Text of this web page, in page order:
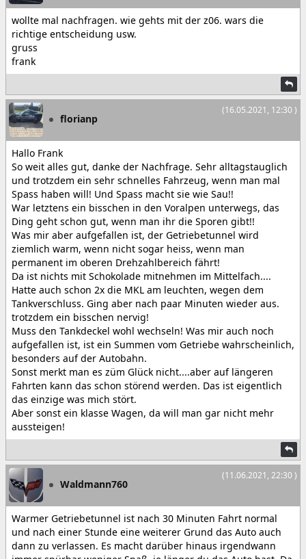
wollte mal nachfragen. wie gehts mit der z06. wars die
richtige entscheidung usw.
gruss
frank
(16.05.2021, 12:30 )
florianp
Hallo Frank
So weit alles gut, danke der Nachfrage. Sehr alltagstauglich
und trotzdem ein sehr schnelles Fahrzeug, wenn man mal
Spass haben will! Und Spass macht sie wie Sau!!
War letztens ein bisschen in den Voralpen unterwegs, das
Ding geht schon gut, wenn man ihr die Sporen gibt!!
Was mir aber aufgefallen ist, der Getriebetunnel wird
ziemlich warm, wenn nicht sogar heiss, wenn man
permanent im oberen Drehzahlbereich fährt!
Da ist nichts mit Schokolade mitnehmen im Mittelfach....
Hatte auch schon 2x die MKL am leuchten, wegen dem
Tankverschluss. Ging aber nach paar Minuten wieder aus.
trotzdem ein bisschen nervig!
Muss den Tankdeckel wohl wechseln! Was mir auch noch
aufgefallen ist, ist ein Summen vom Getriebe wahrscheinlich,
besonders auf der Autobahn.
Sonst merkt man es züm Glück nicht....aber auf längeren
Fahrten kann das schon störend werden. Das ist eigentlich
das einzige was mich stört.
Aber sonst ein klasse Wagen, da will man gar nicht mehr
aussteigen!
(11.06.2021, 22:30 )
Waldmann760
Warmer Getriebetunnel ist nach 30 Minuten Fahrt normal
und nach einer Stunde eine weiterer Grund das Auto auch
dann zu verlassen. Es macht darüber hinaus irgendwann